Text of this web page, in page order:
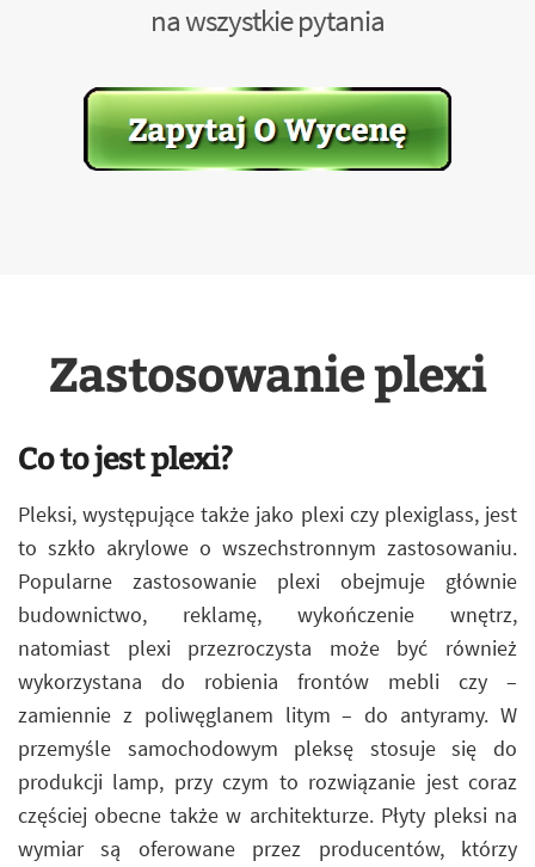
na wszystkie pytania
Zastosowanie plexi
Co to jest plexi?
Pleksi, występujące także jako plexi czy plexiglass, jest
to szkło akrylowe o wszechstronnym zastosowaniu.
Popularne zastosowanie plexi obejmuje głównie
budownictwo, reklamę, wykończenie wnętrz,
natomiast plexi przezroczysta może być również
wykorzystana do robienia frontów mebli czy –
zamiennie z poliwęglanem litym – do antyramy. W
przemyśle samochodowym pleksę stosuje się do
produkcji lamp, przy czym to rozwiązanie jest coraz
częściej obecne także w architekturze. Płyty pleksi na
wymiar są oferowane przez producentów, którzy